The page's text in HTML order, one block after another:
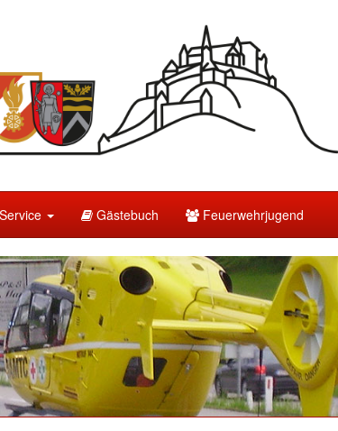
Service Gästebuch Feuerwehrjugend